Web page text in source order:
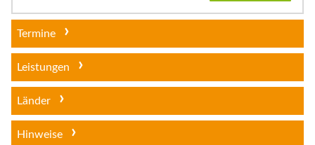
Termine
Leistungen
Länder
Hinweise